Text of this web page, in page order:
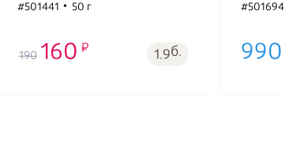
#501441
50 г
190 160 1.9б.
#501694
990